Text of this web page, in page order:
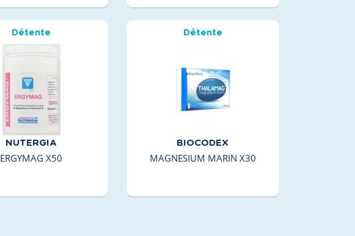
Détente
NUTERGIA
ERGYMAG X50
Détente
BIOCODEX
MAGNESIUM MARIN X30